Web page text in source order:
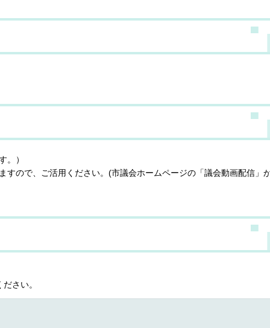
。）
すので、ご活用ください。(市議会ホームページの「議会動画配信」
さい。